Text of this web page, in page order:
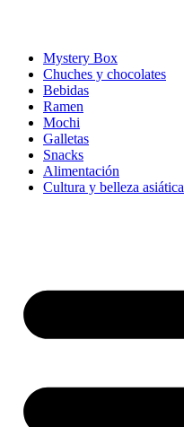
Mystery Box
Chuches y chocolates
Bebidas
Ramen
Mochi
Galletas
Snacks
Alimentación
Cultura y belleza asiática